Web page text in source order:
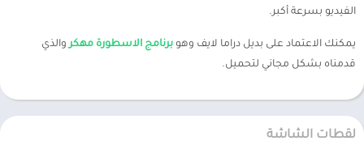
الفيديو بسرعة أكبر.
يمكنك الاعتماد على بديل دراما لايف وهو برنامج الاسطورة مهكروالذي
قدمناه بشكل مجاني لتحميل.
لقطات الشاشة